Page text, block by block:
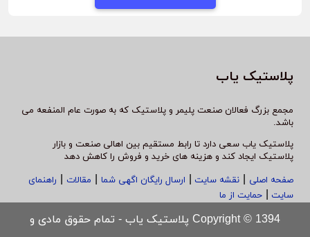
پلاستیک یاب
مجمع بزرگ فعالان صنعت پلیمر و پلاستیک که به صورت عام المنفعه می
باشد.
پلاستیک یاب سعی دارد تا رابط مستقیم بین اهالی صنعت و بازار
پلاستیک ایجاد کند و هزینه های خرید و فروش را کاهش دهد
صفحه اصلی
نقشه سایت ارسال رایگان اگهی شما مقالات
راهنمای
سایت
حمایت از ما
Copyright © 1394 پلاستیک یاب - تمام حقوق مادی و